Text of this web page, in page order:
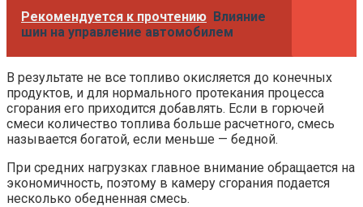
Рекомендуется к прочтению Влияние
шин на управление автомобилем
В результате не все топливо окисляется до конечных
продуктов, и для нормального протекания процесса
сгорания его приходится добавлять. Если в горючей
смеси количество топлива больше расчетного, смесь
называется богатой, если меньше — бедной.
При средних нагрузках главное внимание обращается на
экономичность, поэтому в камеру сгорания подается
несколько обедненная смесь.